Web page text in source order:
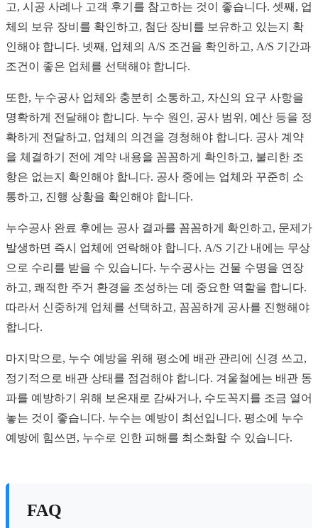
고, 시공 사례나 고객 후기를 참고하는 것이 좋습니다. 셋째, 업
체의 보유 장비를 확인하고, 첨단 장비를 보유하고 있는지 확
인해야 합니다. 넷째, 업체의 A/S 조건을 확인하고, A/S 기간과
조건이 좋은 업체를 선택해야 합니다.
또한, 누수공사 업체와 충분히 소통하고, 자신의 요구 사항을
명확하게 전달해야 합니다. 누수 원인, 공사 범위, 예산 등을 정
확하게 전달하고, 업체의 의견을 경청해야 합니다. 공사 계약
을 체결하기 전에 계약 내용을 꼼꼼하게 확인하고, 불리한 조
항은 없는지 확인해야 합니다. 공사 중에는 업체와 꾸준히 소
통하고, 진행 상황을 확인해야 합니다.
누수공사 완료 후에는 공사 결과를 꼼꼼하게 확인하고, 문제가
발생하면 즉시 업체에 연락해야 합니다. A/S 기간 내에는 무상
으로 수리를 받을 수 있습니다. 누수공사는 건물 수명을 연장
하고, 쾌적한 주거 환경을 조성하는 데 중요한 역할을 합니다.
따라서 신중하게 업체를 선택하고, 꼼꼼하게 공사를 진행해야
합니다.
마지막으로, 누수 예방을 위해 평소에 배관 관리에 신경 쓰고,
정기적으로 배관 상태를 점검해야 합니다. 겨울철에는 배관 동
파를 예방하기 위해 보온재로 감싸거나, 수도꼭지를 조금 열어
놓는 것이 좋습니다. 누수는 예방이 최선입니다. 평소에 누수
예방에 힘쓰면, 누수로 인한 피해를 최소화할 수 있습니다.
FAQ